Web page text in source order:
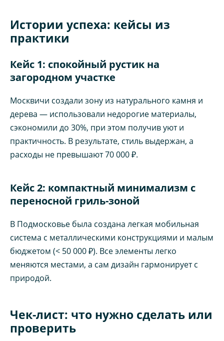
Истории успеха: кейсы из
практики
Кейс 1: спокойный рустик на
загородном участке
Москвичи создали зону из натурального камня и
дерева — использовали недорогие материалы,
сэкономили до 30%, при этом получив уют и
практичность. В результате, стиль выдержан, а
расходы не превышают 70 000 ₽.
Кейс 2: компактный минимализм с
переносной гриль-зоной
В Подмосковье была создана легкая мобильная
система с металлическими конструкциями и малым
бюджетом (< 50 000 ₽). Все элементы легко
меняются местами, а сам дизайн гармонирует с
природой.
Чек-лист: что нужно сделать или
проверить